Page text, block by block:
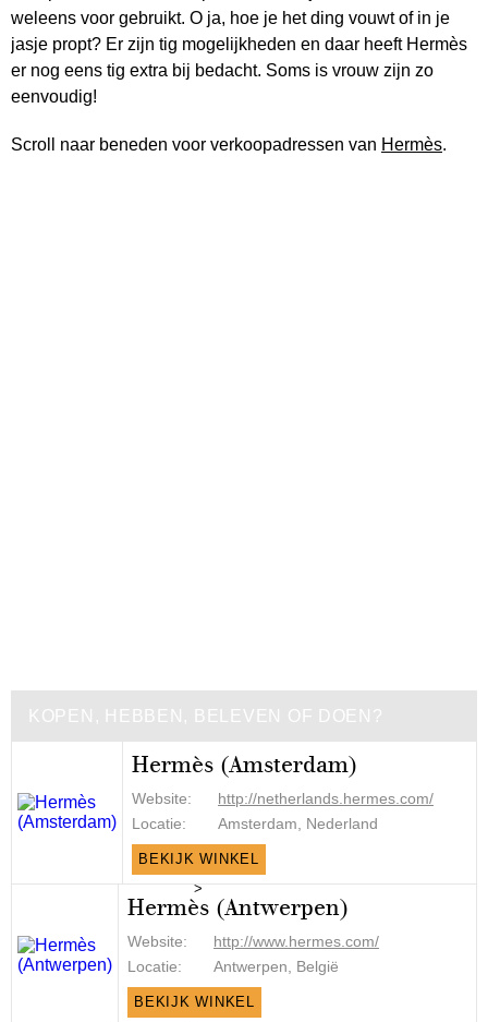
weleens voor gebruikt. O ja, hoe je het ding vouwt of in je
jasje propt? Er zijn tig mogelijkheden en daar heeft Hermès
er nog eens tig extra bij bedacht. Soms is vrouw zijn zo
eenvoudig!
Scroll naar beneden voor verkoopadressen van Hermès.
KOPEN, HEBBEN, BELEVEN OF DOEN?
Hermès (Amsterdam)
Website:
http://netherlands.hermes.com/
Locatie:
Amsterdam, Nederland
BEKIJK WINKEL
>
Hermès (Antwerpen)
Website:
http://www.hermes.com/
Locatie:
Antwerpen, België
BEKIJK WINKEL